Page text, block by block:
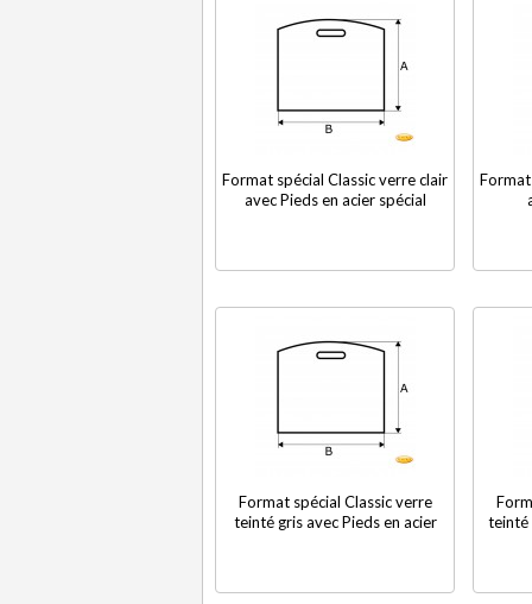
Format spécial Classic verre clair
avec Pieds en acier spécial
Format spécial Classic verre
teinté gris avec Pieds en acier
teinté